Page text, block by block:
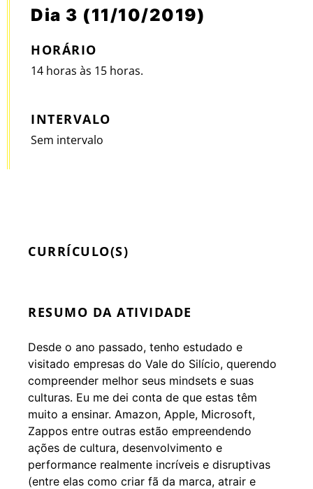
Dia 3 (11/10/2019)
HORÁRIO
14 horas às 15 horas.
INTERVALO
Sem intervalo
CURRÍCULO(S)
RESUMO DA ATIVIDADE
Desde o ano passado, tenho estudado e
visitado empresas do Vale do Silício, querendo
compreender melhor seus mindsets e suas
culturas. Eu me dei conta de que estas têm
muito a ensinar. Amazon, Apple, Microsoft,
Zappos entre outras estão empreendendo
ações de cultura, desenvolvimento e
performance realmente incríveis e disruptivas
(entre elas como criar fã da marca, atrair e